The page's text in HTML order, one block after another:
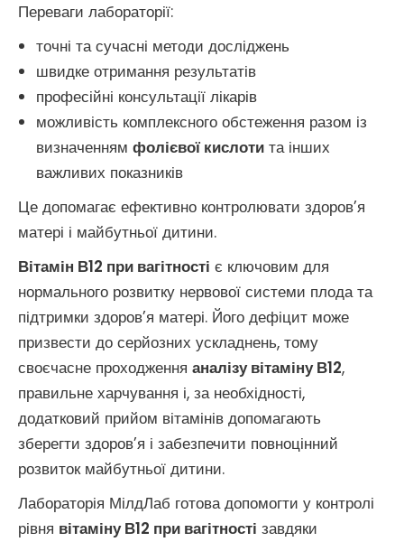
Переваги лабораторії:
точні та сучасні методи досліджень
швидке отримання результатів
професійні консультації лікарів
можливість комплексного обстеження разом із
визначенням фолієвої кислоти та інших
важливих показників
Це допомагає ефективно контролювати здоров’я
матері і майбутньої дитини.
Вітамін В12 при вагітності є ключовим для
нормального розвитку нервової системи плода та
підтримки здоров’я матері. Його дефіцит може
призвести до серйозних ускладнень, тому
своєчасне проходження аналізу вітаміну В12,
правильне харчування і, за необхідності,
додатковий прийом вітамінів допомагають
зберегти здоров’я і забезпечити повноцінний
розвиток майбутньої дитини.
Лабораторія МілдЛаб готова допомогти у контролі
рівня вітаміну В12 при вагітності завдяки